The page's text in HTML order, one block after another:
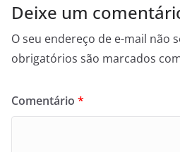
Deixe um
O seu endereço de e-mail não
obrigatórios são marcados
Comentário *